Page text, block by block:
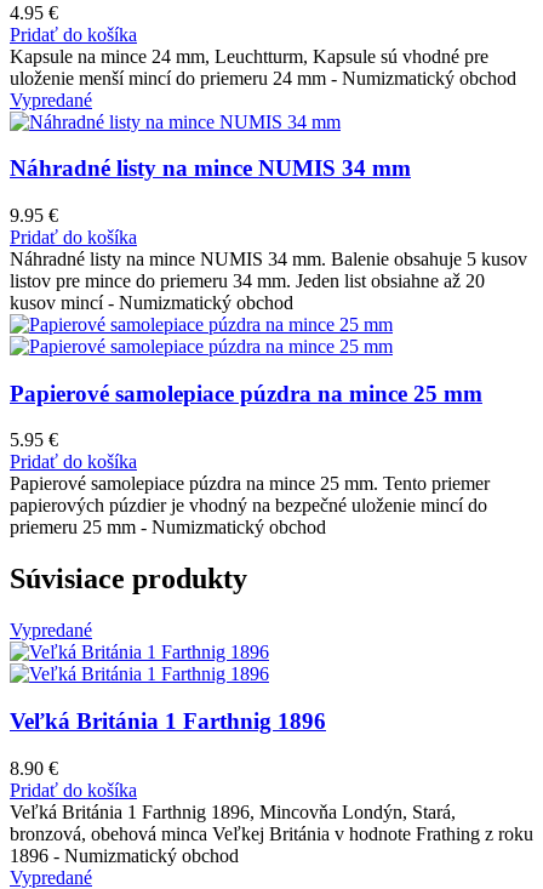
4.95 €
Pridať do košíka
Kapsule na mince 24 mm, Leuchtturm, Kapsule sú vhodné pre
uloženie menší mincí do priemeru 24 mm - Numizmatický obchod
Vypredané
Náhradné listy na mince NUMIS 34 mm
9.95 €
Pridať do košíka
Náhradné listy na mince NUMIS 34 mm. Balenie obsahuje 5 kusov
listov pre mince do priemeru 34 mm. Jeden list obsiahne až 20
kusov mincí - Numizmatický obchod
Papierové samolepiace púzdra na mince 25 mm
5.95 €
Pridať do košíka
Papierové samolepiace púzdra na mince 25 mm. Tento priemer
papierových púzdier je vhodný na bezpečné uloženie mincí do
priemeru 25 mm - Numizmatický obchod
Súvisiace produkty
Vypredané
Veľká Británia 1 Farthnig 1896
8.90 €
Pridať do košíka
Veľká Británia 1 Farthnig 1896, Mincovňa Londýn, Stará,
bronzová, obehová minca Veľkej Británia v hodnote Frathing z roku
1896 - Numizmatický obchod
Vypredané